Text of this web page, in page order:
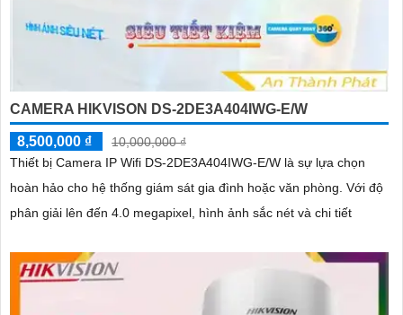
CAMERA HIKVISON DS-2DE3A404IWG-E/W
8,500,000 ₫
10,000,000 ₫
Thiết bị Camera IP Wifi DS-2DE3A404IWG-E/W là sự lựa chọn
hoàn hảo cho hệ thống giám sát gia đình hoặc văn phòng. Với độ
phân giải lên đến 4.0 megapixel, hình ảnh sắc nét và chi tiết